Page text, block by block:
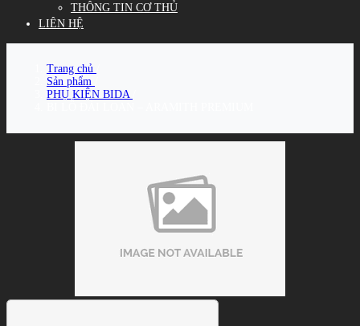
THÔNG TIN CƠ THỦ
LIÊN HỆ
Trang chủ
Sản phẩm
PHỤ KIỆN BIDA